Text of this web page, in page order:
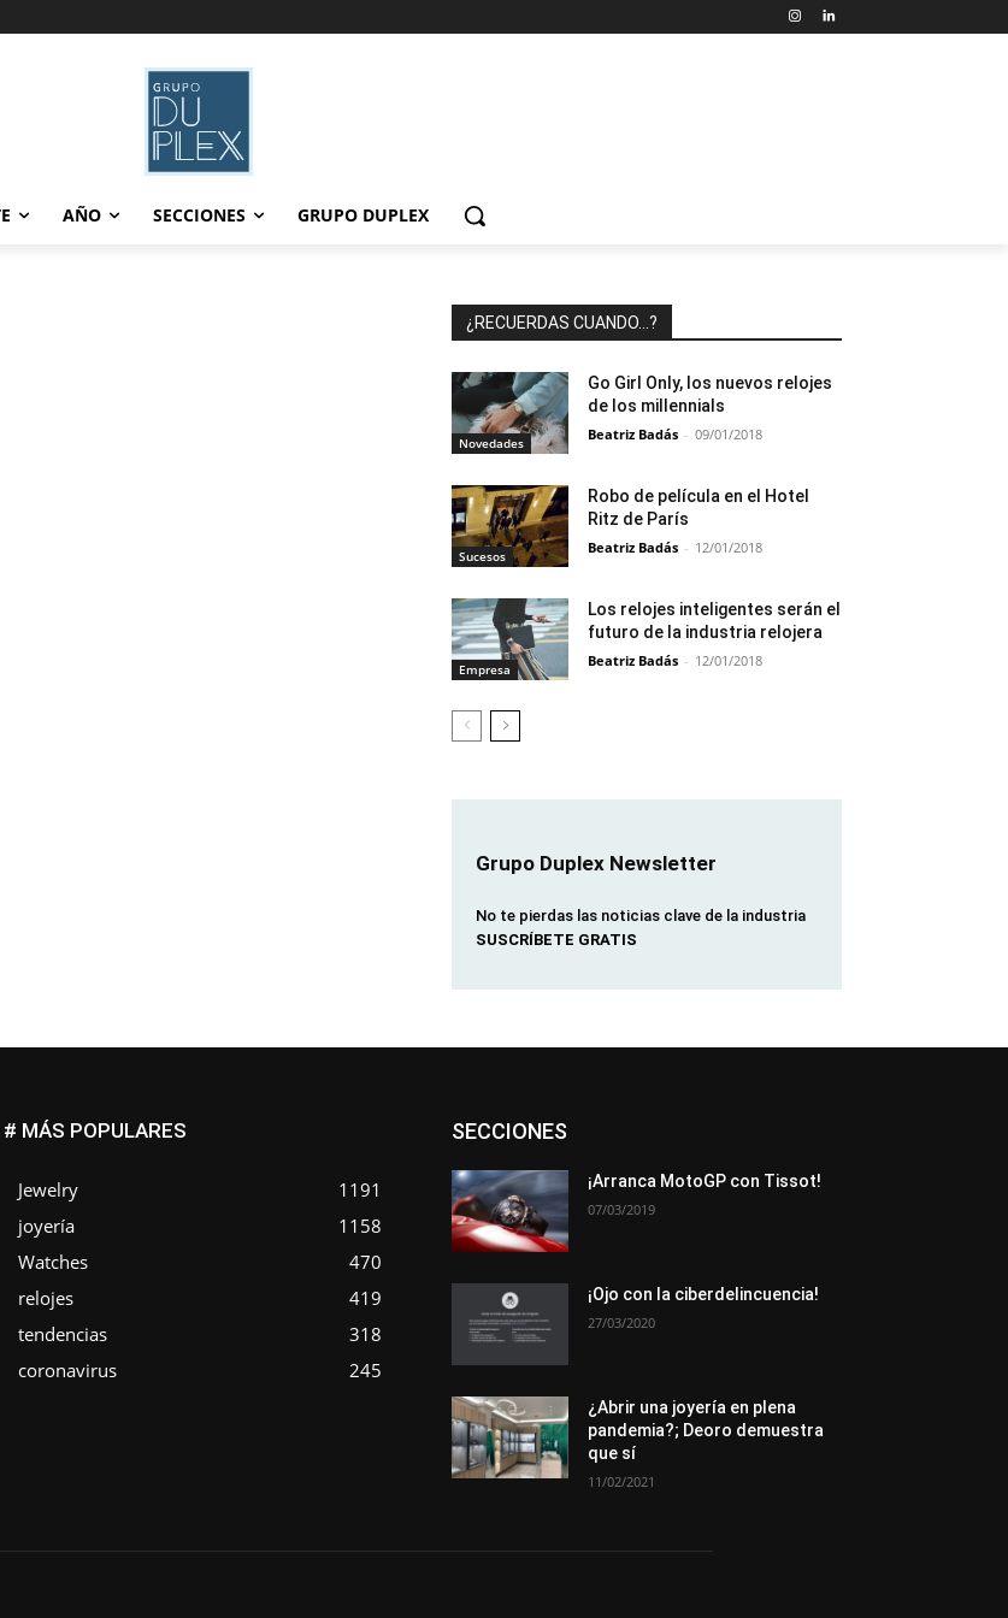
AÑO SECCIONES GRUPO DUPLEX
¿RECUERDAS CUANDO…?
Novedades
Go Girl Only, los nuevos relojes
de los millennials
Beatriz Badás - 09/01/2018
Sucesos
Robo de película en el Hotel
Ritz de París
Beatriz Badás - 12/01/2018
Empresa
Los relojes inteligentes serán el
futuro de la industria relojera
Beatriz Badás - 12/01/2018
Grupo Duplex Newsletter
No te pierdas las noticias clave de la industria
SUSCRÍBETE GRATIS
# MÁS POPULARES
Jewelry
1191
joyería
1158
Watches
470
relojes
419
tendencias
318
coronavirus
245
SECCIONESAsociaciones
Entrevistas
La Pluma de Pedro Pérez
Metales
Novedades
¡Arranca MotoGP con Tissot!
07/03/2019
¡Ojo con la ciberdelincuencia!
27/03/2020
¿Abrir una joyería en plena
pandemia?; Deoro demuestra
que sí
11/02/2021